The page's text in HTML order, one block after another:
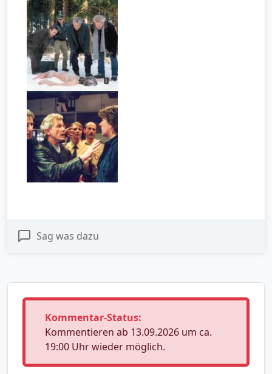
Sag was dazu
Kommentar-Status:
Kommentieren ab 13.09.2026 um ca.
19:00 Uhr wieder möglich.